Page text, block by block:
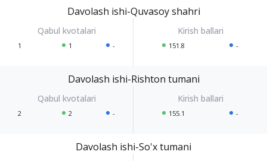
Davolash ishi-Quvasoy shahri
1 1 - 151.8 -
Davolash ishi-Rishton tumani
2 2 - 155.1 -
Davolash ishi-So'x tumani